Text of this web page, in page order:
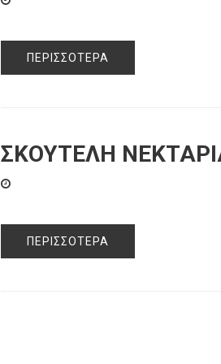
ΠΕΡΙΣΣΌΤΕΡΑ
ΣΚΟΥΤΕΛΗ
ΠΕΡΙΣΣΌΤΕΡΑ